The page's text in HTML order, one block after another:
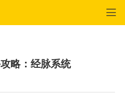
略：经脉系统